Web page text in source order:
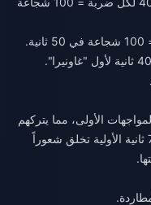
الأولى، مما يتركهم
عرضة للخطر في منتصف اللعبة. مدة الـ 70 ثانية الأولية تخلق شعوراً